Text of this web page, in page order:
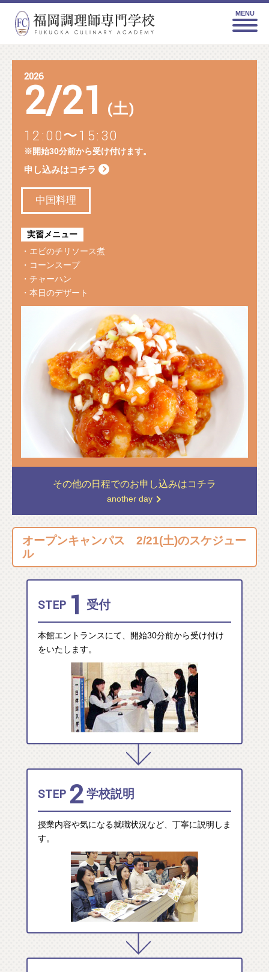
MENU
2026
2/21 (土)
12:00〜15:30
※開始30分前から受け付けます。
申し込みはコチラ
中国料理
実習メニュー
・エビのチリソース煮
・コーンスープ
・チャーハン
・本日のデザート
その他の日程でのお申し込みはコチラ
another day
オープンキャンパス 2/21(土)のスケジュー
ル
STEP 1 受付
本館エントランスにて、開始30分前から受け付け
をいたします。
STEP 2 学校説明
授業内容や気になる就職状況など、丁寧に説明しま
す。